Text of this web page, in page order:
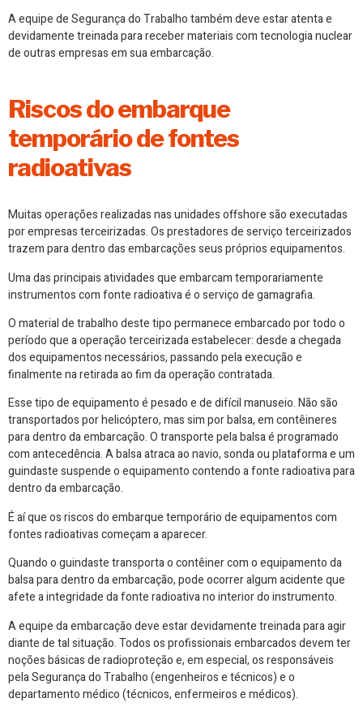
A equipe de Segurança do Trabalho também deve estar atenta e
devidamente treinada para receber materiais com tecnologia nuclear
de outras empresas em sua embarcação.
Riscos do embarque
temporário de fontes
radioativas
Muitas operações realizadas nas unidades offshore são executadas
por empresas terceirizadas. Os prestadores de serviço terceirizados
trazem para dentro das embarcações seus próprios equipamentos.
Uma das principais atividades que embarcam temporariamente
instrumentos com fonte radioativa é o serviço de gamagrafia.
O material de trabalho deste tipo permanece embarcado por todo o
período que a operação terceirizada estabelecer: desde a chegada
dos equipamentos necessários, passando pela execução e
finalmente na retirada ao fim da operação contratada.
Esse tipo de equipamento é pesado e de difícil manuseio. Não são
transportados por helicóptero, mas sim por balsa, em contêineres
para dentro da embarcação. O transporte pela balsa é programado
com antecedência. A balsa atraca ao navio, sonda ou plataforma e um
guindaste suspende o equipamento contendo a fonte radioativa para
dentro da embarcação.
É aí que os riscos do embarque temporário de equipamentos com
fontes radioativas começam a aparecer.
Quando o guindaste transporta o contêiner com o equipamento da
balsa para dentro da embarcação, pode ocorrer algum acidente que
afete a integridade da fonte radioativa no interior do instrumento.
A equipe da embarcação deve estar devidamente treinada para agir
diante de tal situação. Todos os profissionais embarcados devem ter
noções básicas de radioproteção e, em especial, os responsáveis
pela Segurança do Trabalho (engenheiros e técnicos) e o
departamento médico (técnicos, enfermeiros e médicos).